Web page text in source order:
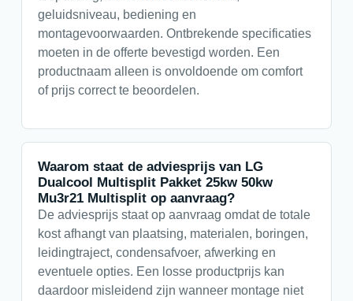
geluidsniveau, bediening en
montagevoorwaarden. Ontbrekende specificaties
moeten in de offerte bevestigd worden. Een
productnaam alleen is onvoldoende om comfort
of prijs correct te beoordelen.
Waarom staat de adviesprijs van LG
Dualcool Multisplit Pakket 25kw 50kw
Mu3r21 Multisplit op aanvraag?
De adviesprijs staat op aanvraag omdat de totale
kost afhangt van plaatsing, materialen, boringen,
leidingtraject, condensafvoer, afwerking en
eventuele opties. Een losse productprijs kan
daardoor misleidend zijn wanneer montage niet